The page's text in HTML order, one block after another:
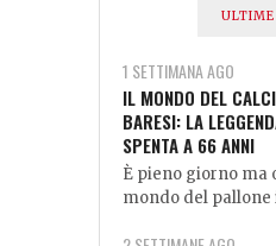
1 SETTIMANA AGO
IL MONDO DEL
BARESI: LA
SPENTA A 66 ANNI
È pieno giorno ma
mondo del pallone